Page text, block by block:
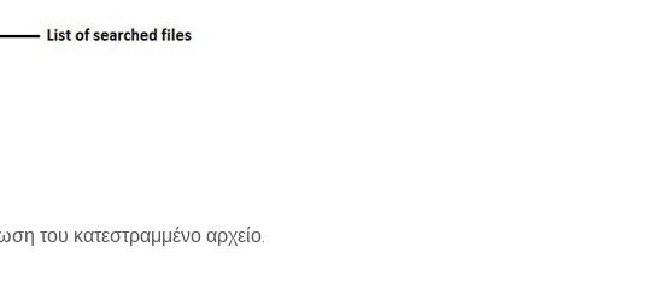
του κατεστραμμένο αρχείο.